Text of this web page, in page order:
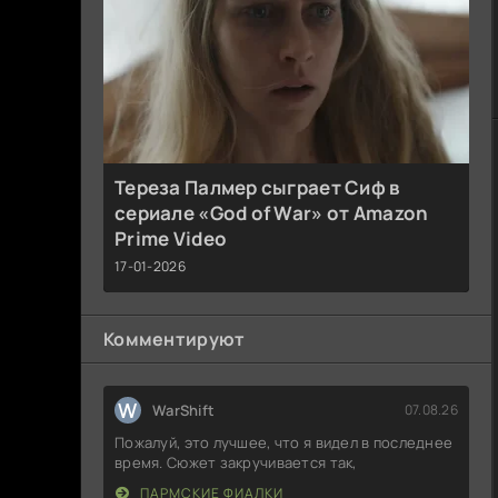
Тереза Палмер сыграет Сиф в
сериале «God of War» от Amazon
Prime Video
17-01-2026
Комментируют
W WarShift 07.08.26
Пожалуй, это лучшее, что я видел в последнее
время. Сюжет закручивается так,
ПАРМСКИЕ ФИАЛКИ